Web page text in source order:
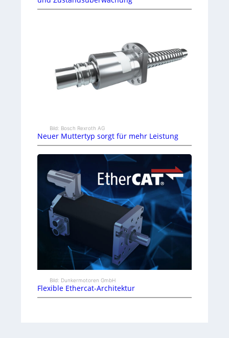
Bild: Bosch Rexroth AG
Neuer Muttertyp sorgt für mehr Leistung
Bild: Dunkermotoren GmbH
Flexible Ethercat-Architektur